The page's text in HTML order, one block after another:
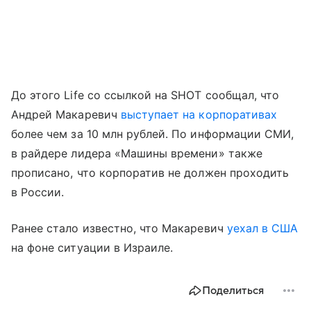
До этого Life со ссылкой на SHOT сообщал, что
Андрей Макаревич выступает на корпоративах
более чем за 10 млн рублей. По информации СМИ,
в райдере лидера «Машины времени» также
прописано, что корпоратив не должен проходить
в России.
Ранее стало известно, что Макаревич уехал в США
на фоне ситуации в Израиле.
Поделиться